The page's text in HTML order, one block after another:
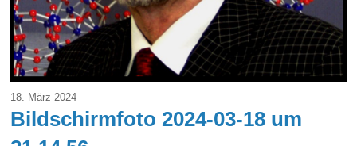
18. März 2024
Bildschirmfoto 2024-03-18 um